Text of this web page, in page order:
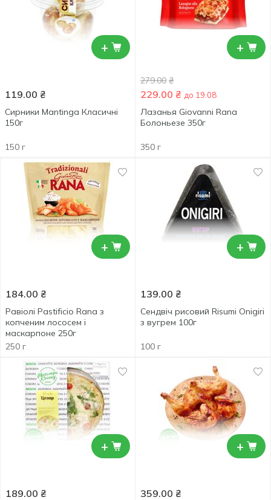
+
119.00 ₴
Сирники Mantinga Класичні
150г
150 г
+
279.00 ₴
229.00 ₴ до 19.08
Лазанья Giovanni Rana
Болоньезе 350г
350 г
+
184.00 ₴
Равіолі Pastificio Rana з
копченим лососем і
маскарпоне 250г
250 г
+
139.00 ₴
Сендвіч рисовий Risumi Onigiri
з вугрем 100г
100 г
+
189.00 ₴
+
359.00 ₴